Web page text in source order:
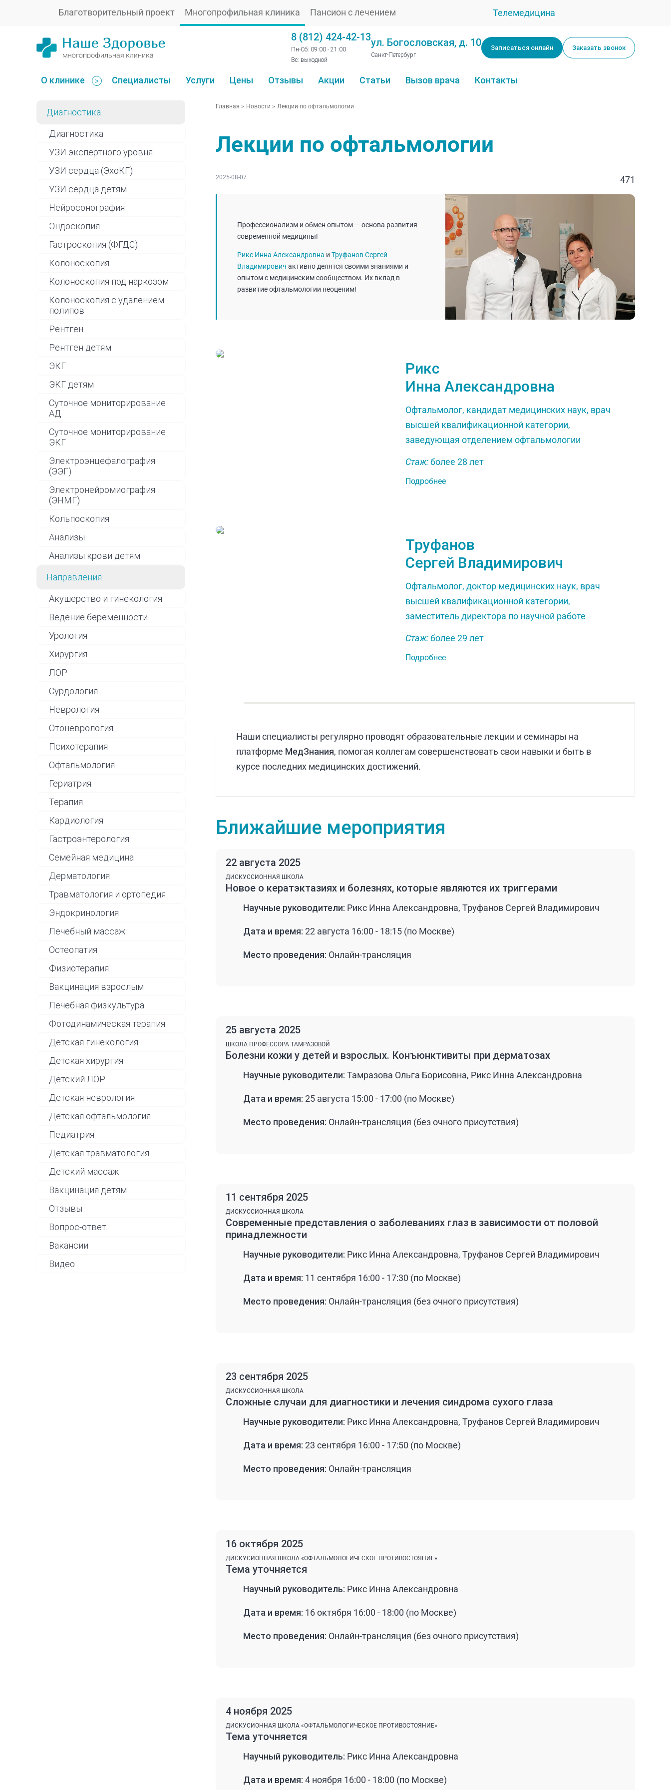
Телемедицина
Благотворительный проект Многопрофильная клиника Пансион с лечением
8 (812) 424-42-13
Пн-Сб: 09:00 - 21:00
Вс: выходной
ул. Богословская, д. 10
Санкт-Петербург
Записаться онлайн Заказать звонок
О клинике > Специалисты Услуги Цены Отзывы Акции Статьи Вызов врача Контакты
Диагностика
Диагностика
УЗИ экспертного уровня
УЗИ сердца (ЭхоКГ)
УЗИ сердца детям
Нейросонография
Эндоскопия
Гастроскопия (ФГДС)
Колоноскопия
Колоноскопия под наркозом
Колоноскопия с удалением
полипов
Рентген
Рентген детям
ЭКГ
ЭКГ детям
Суточное мониторирование
АД
Суточное мониторирование
ЭКГ
Электроэнцефалография
(ЭЭГ)
Электронейромиография
(ЭНМГ)
Кольпоскопия
Анализы
Анализы крови детям
Направления
Акушерство и гинекология
Ведение беременности
Урология
Хирургия
ЛОР
Сурдология
Неврология
Отоневрология
Психотерапия
Офтальмология
Гериатрия
Терапия
Кардиология
Гастроэнтерология
Семейная медицина
Дерматология
Травматология и ортопедия
Эндокринология
Лечебный массаж
Остеопатия
Физиотерапия
Вакцинация взрослым
Лечебная физкультура
Фотодинамическая терапия
Детская гинекология
Детская хирургия
Детский ЛОР
Детская неврология
Детская офтальмология
Педиатрия
Детская травматология
Детский массаж
Вакцинация детям
Отзывы
Вопрос-ответ
Вакансии
Видео
Главная > Новости > Лекции по офтальмологии
Лекции по офтальмологии
2025-08-07 471
Профессионализм и обмен опытом — основа развития
современной медицины!
Рикс Инна Александровна и Труфанов Сергей
Владимирович активно делятся своими знаниями и
опытом с медицинским сообществом. Их вклад в
развитие офтальмологии неоценим!
Рикс
Инна Александровна
Офтальмолог, кандидат медицинских наук, врач
высшей квалификационной категории,
заведующая отделением офтальмологии
Стаж:более 28 лет
Подробнее
Труфанов
Сергей Владимирович
Офтальмолог, доктор медицинских наук, врач
высшей квалификационной категории,
заместитель директора по научной работе
Стаж:более 29 лет
Подробнее
Наши специалисты регулярно проводят образовательные лекции и семинары на
платформе МедЗнания, помогая коллегам совершенствовать свои навыки и быть в
курсе последних медицинских достижений.
Ближайшие мероприятия
22 августа 2025
ДИСКУССИОННАЯ ШКОЛА
Новое о кератэктазиях и болезнях, которые являются их триггерами
Научные руководители: Рикс Инна Александровна, Труфанов Сергей Владимирович
Дата и время: 22 августа 16:00 - 18:15 (по Москве)
Место проведения: Онлайн-трансляция
25 августа 2025
ШКОЛА ПРОФЕССОРА ТАМРАЗОВОЙ
Болезни кожи у детей и взрослых. Конъюнктивиты при дерматозах
Научные руководители: Тамразова Ольга Борисовна, Рикс Инна Александровна
Дата и время: 25 августа 15:00 - 17:00 (по Москве)
Место проведения: Онлайн-трансляция (без очного присутствия)
11 сентября 2025
ДИСКУССИОННАЯ ШКОЛА
Современные представления о заболеваниях глаз в зависимости от половой
принадлежности
Научные руководители: Рикс Инна Александровна, Труфанов Сергей Владимирович
Дата и время: 11 сентября 16:00 - 17:30 (по Москве)
Место проведения: Онлайн-трансляция (без очного присутствия)
23 сентября 2025
ДИСКУССИОННАЯ ШКОЛА
Сложные случаи для диагностики и лечения синдрома сухого глаза
Научные руководители: Рикс Инна Александровна, Труфанов Сергей Владимирович
Дата и время: 23 сентября 16:00 - 17:50 (по Москве)
Место проведения: Онлайн-трансляция
16 октября 2025
ДИСКУСИОННАЯ ШКОЛА «ОФТАЛЬМОЛОГИЧЕСКОЕ ПРОТИВОСТОЯНИЕ»
Тема уточняется
Научный руководитель: Рикс Инна Александровна
Дата и время: 16 октября 16:00 - 18:00 (по Москве)
Место проведения: Онлайн-трансляция (без очного присутствия)
4 ноября 2025
ДИСКУСИОННАЯ ШКОЛА «ОФТАЛЬМОЛОГИЧЕСКОЕ ПРОТИВОСТОЯНИЕ»
Тема уточняется
Научный руководитель: Рикс Инна Александровна
Дата и время: 4 ноября 16:00 - 18:00 (по Москве)